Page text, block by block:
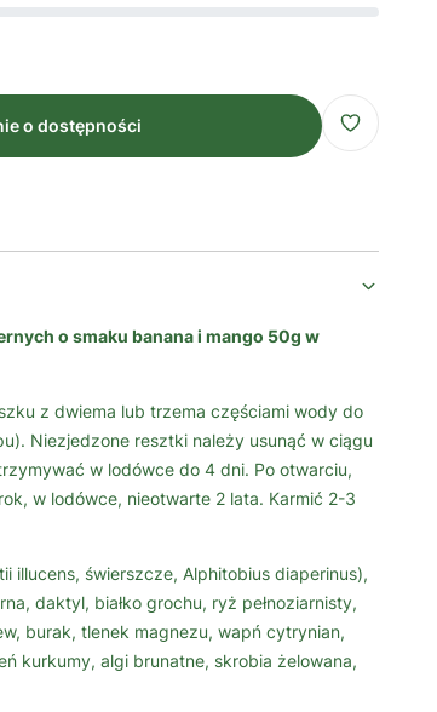
o dostępności
o smaku banana i mango 50g w
z dwiema lub trzema częściami wody do
Niezjedzone resztki należy usunąć w ciągu
w lodówce do 4 dni. Po otwarciu,
w lodówce, nieotwarte 2 lata. Karmić 2-3
illucens, świerszcze, Alphitobius diaperinus),
daktyl, białko grochu, ryż pełnoziarnisty,
burak, tlenek magnezu, wapń cytrynian,
kurkumy, algi brunatne, skrobia żelowana,